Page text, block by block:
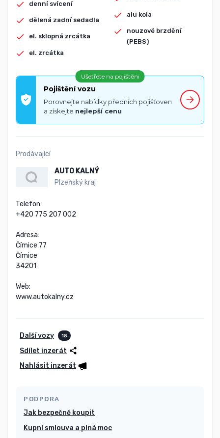
denní svícení
dělená zadní sedadla
el. sklopná zrcátka
el. zrcátka
alu kola
nouzové brzdění
(PEBS)
Ušetřete na pojištění
Pojištění vozu
Porovnejte nabídky předních pojišťoven
a získejte nejlepší cenu
Prodávající
AUTO KALNÝ
Plzeňský kraj
Telefon:
+420 775 207 002
Adresa:
Čímice 77
Čímice
34201
Web:
www.autokalny.cz
Další vozy 18
Sdílet inzerát
Nahlásit inzerát
PODPORA
Jak bezpečně koupit
Kupní smlouva a plná moc